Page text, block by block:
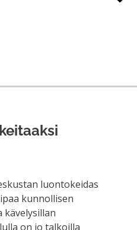
luontokeidas
kunnollisen
kävelysillan
on jo talkoilla